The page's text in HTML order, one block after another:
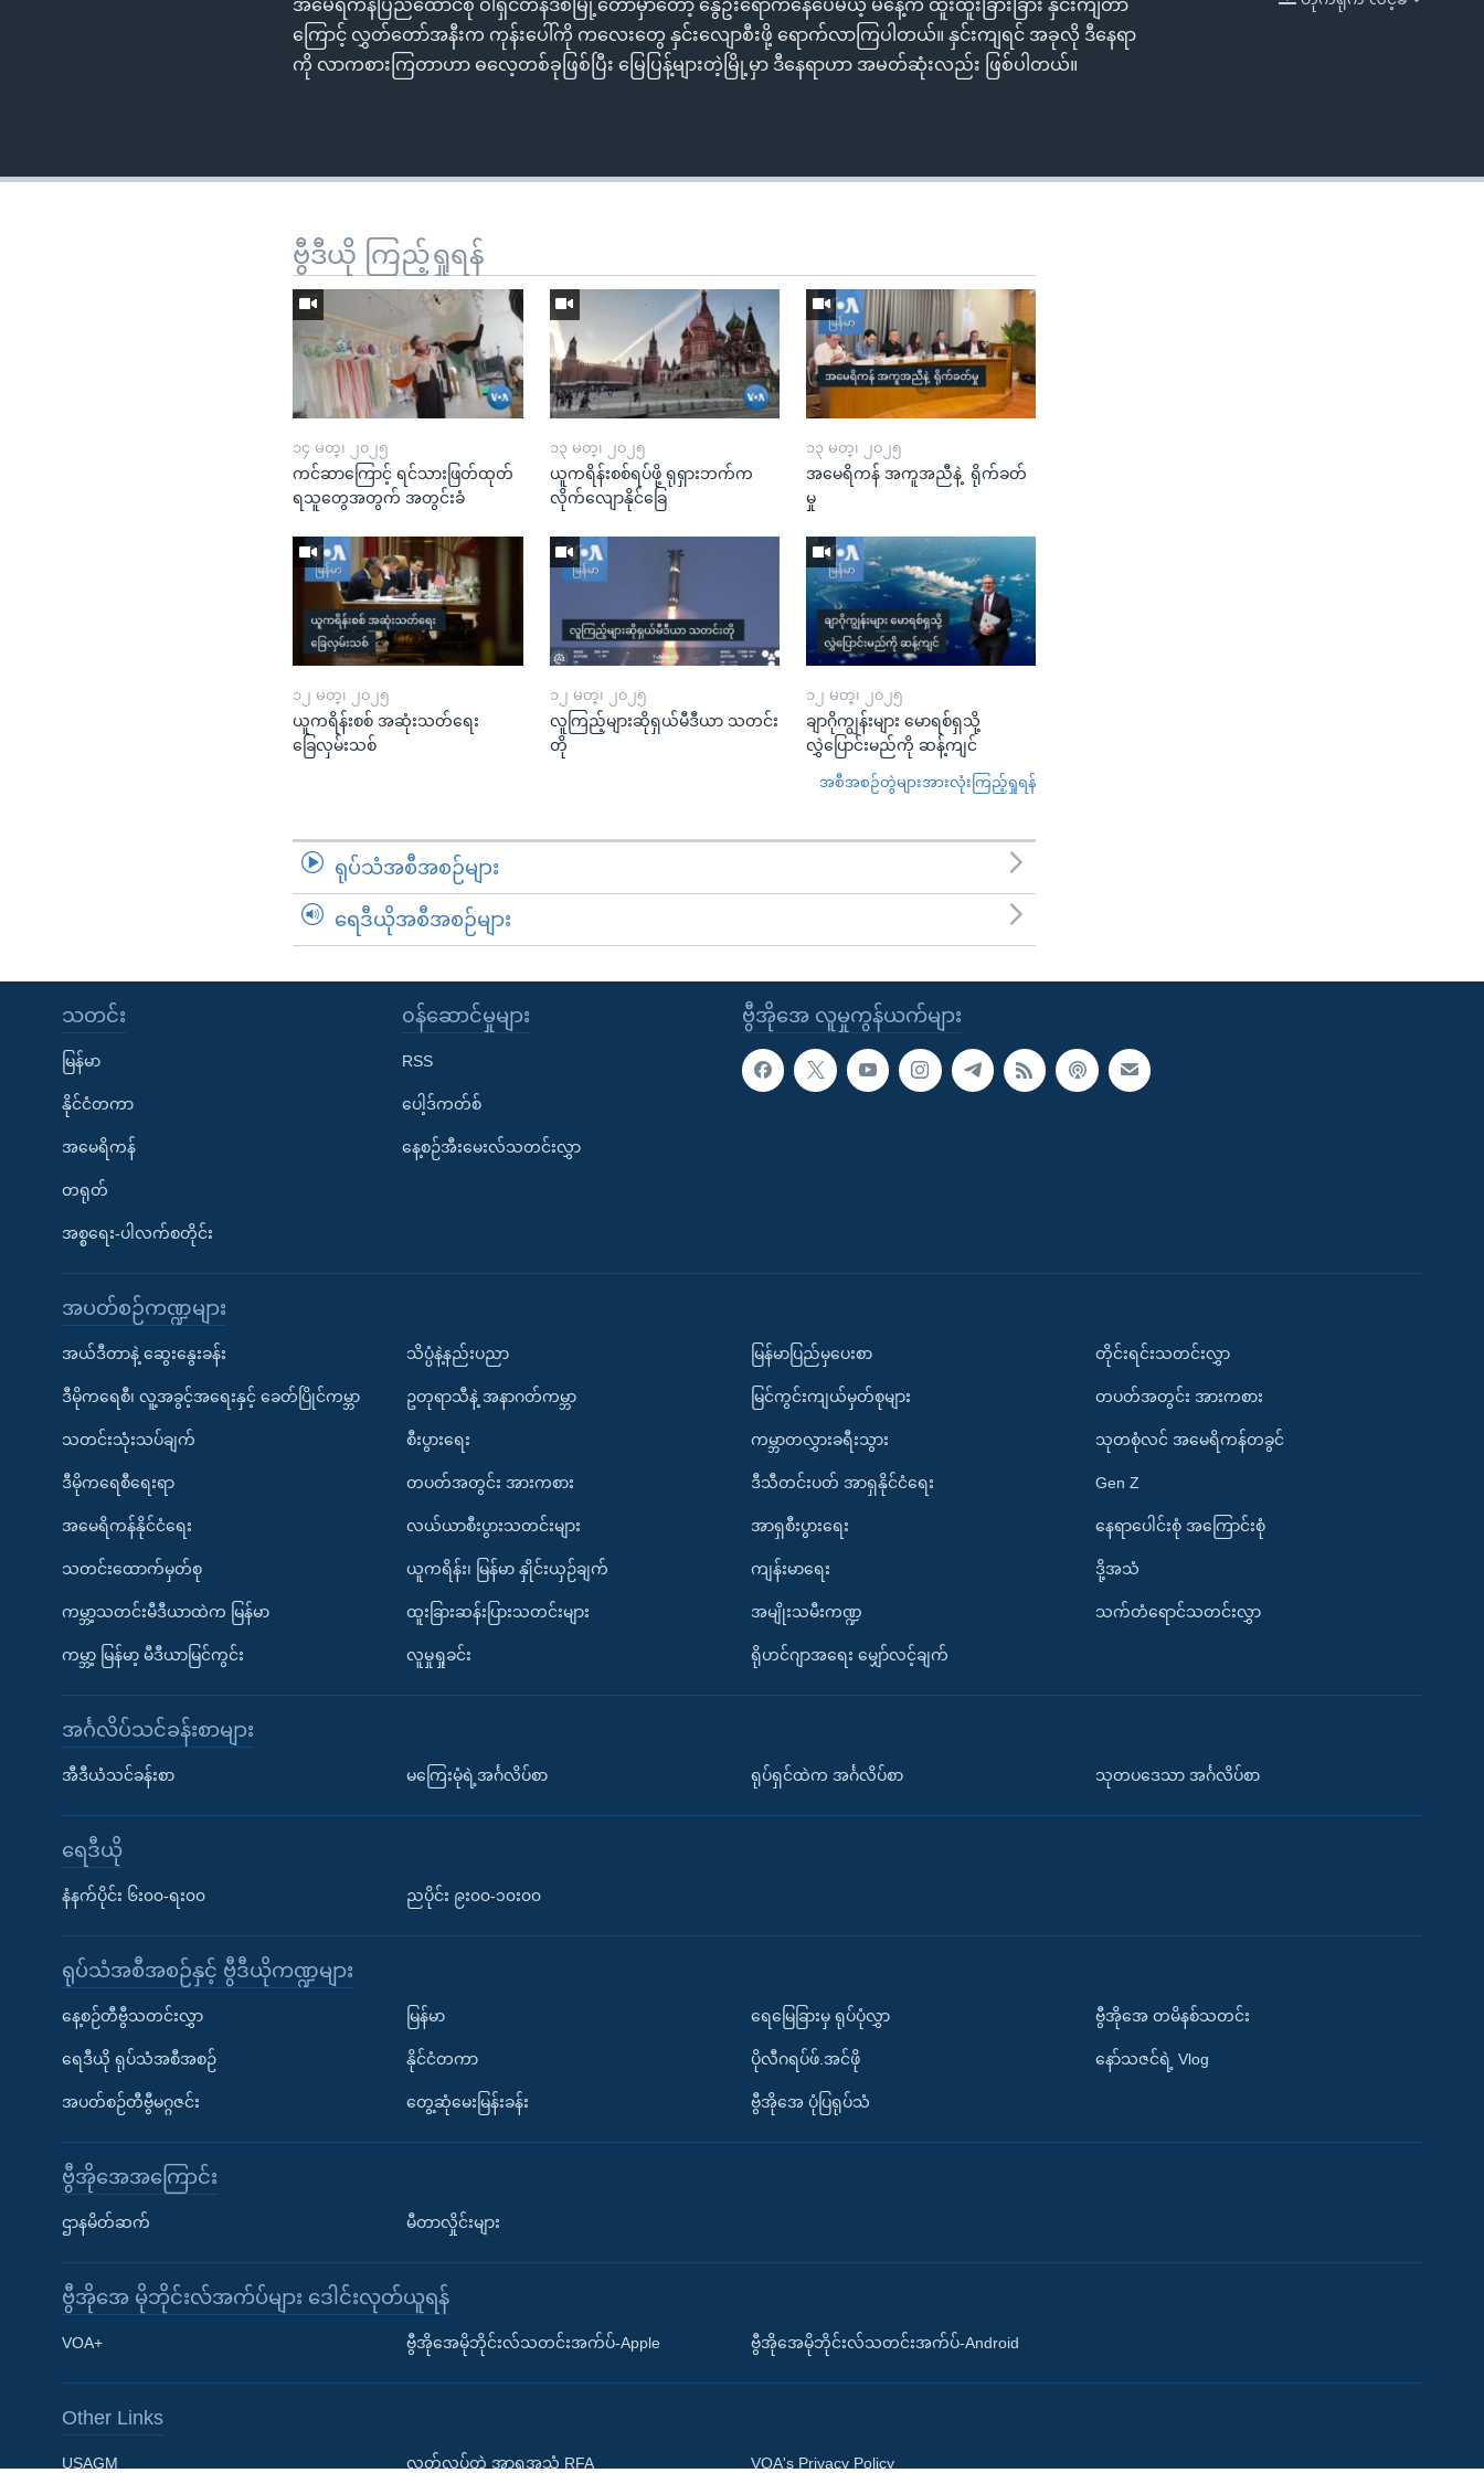
Learning English
ဗွီအိုအေ လူမှုကွန်ယက်များ
ဘာသာစကားများ
EMBED
အမေရိကန်ပြည်ထောင်စု ဝါရှင်တန်ဒီစီမြို့တော်မှာတော့ နွေဦးရောက်နေပေမယ့် မနေ့က ထူးထူးခြားခြား နှင်းကျတာ
ကြောင့် လွှတ်တော်အနီးက ကုန်းပေါ်ကို ကလေးတွေ နှင်းလျောစီးဖို့ ရောက်လာကြပါတယ်။ နှင်းကျရင် အခုလို ဒီနေရာ
ကို လာကစားကြတာဟာ ဓလေ့တစ်ခုဖြစ်ပြီး မြေပြန့်များတဲ့မြို့မှာ ဒီနေရာဟာ အမတ်ဆုံးလည်း ဖြစ်ပါတယ်။
ဗွီဒီယို ကြည့်ရှုရန်
၁၄ မတ္၊ ၂၀၂၅
ကင်ဆာကြောင့် ရင်သားဖြတ်ထုတ်
ရသူတွေအတွက် အတွင်းခံ
၁၃ မတ္၊ ၂၀၂၅
ယူကရိန်းစစ်ရပ်ဖို့ ရုရှားဘက်က
လိုက်လျောနိုင်ခြေ
၁၃ မတ္၊ ၂၀၂၅
အမေရိကန် အကူအညီနဲ့ ရိုက်ခတ်
မှု
၁၂ မတ္၊ ၂၀၂၅
ယူကရိန်းစစ် အဆုံးသတ်ရေး
ခြေလှမ်းသစ်
၁၂ မတ္၊ ၂၀၂၅
လူကြည့်များဆိုရှယ်မီဒီယာ သတင်း
တို
၁၂ မတ္၊ ၂၀၂၅
ချာဂိုကျွန်းများ မောရစ်ရှသို့
လွှဲပြောင်းမည်ကို ဆန့်ကျင်
အစီအစဉ်တွဲများအားလုံးကြည့်ရှုရန်
ရုပ်သံအစီအစဉ်များ
ရေဒီယိုအစီအစဉ်များ
ဗွီအိုအေ လူမှုကွန်ယက်များ
သတင်း
မြန်မာ
နိုင်ငံတကာ
အမေရိကန်
တရုတ်
အစ္စရေး-ပါလက်စတိုင်း
၀န်ဆောင်မှုများ
RSS
ပေါ့ဒ်ကတ်စ်
နေ့စဉ်အီးမေးလ်သတင်းလွှာ
အပတ်စဉ်ကဏ္ဍများ
အယ်ဒီတာနဲ့ ဆွေးနွေးခန်း
ဒီမိုကရေစီ၊ လူ့အခွင့်အရေးနှင့် ခေတ်ပြိုင်ကမ္ဘာ
သတင်းသုံးသပ်ချက်
ဒီမိုကရေစီရေးရာ
အမေရိကန်နိုင်ငံရေး
သတင်းထောက်မှတ်စု
ကမ္ဘာ့သတင်းမီဒီယာထဲက မြန်မာ
ကမ္ဘာ့ မြန်မာ့ မီဒီယာမြင်ကွင်း
သိပ္ပံနဲ့နည်းပညာ
ဥတုရာသီနဲ့ အနာဂတ်ကမ္ဘာ
စီးပွားရေး
တပတ်အတွင်း အားကစား
လယ်ယာစီးပွားသတင်းများ
ယူကရိန်း၊ မြန်မာ နှိုင်းယှဉ်ချက်
ထူးခြားဆန်းပြားသတင်းများ
လူမှုရှုခင်း
မြန်မာပြည်မှပေးစာ
မြင်ကွင်းကျယ်မှတ်စုများ
ကမ္ဘာတလွှားခရီးသွား
ဒီသီတင်းပတ် အာရှနိုင်ငံရေး
အာရှစီးပွားရေး
ကျန်းမာရေး
အမျိုးသမီးကဏ္ဍ
ရိုဟင်ဂျာအရေး မျှော်လင့်ချက်
တိုင်းရင်းသတင်းလွှာ
တပတ်အတွင်း အားကစား
သုတစုံလင် အမေရိကန်တခွင်
Gen Z
နေရာပေါင်းစုံ အကြောင်းစုံ
ဒို့အသံ
သက်တံရောင်သတင်းလွှာ
အင်္ဂလိပ်သင်ခန်းစာများ
အီဒီယံသင်ခန်းစာ မကြေးမုံရဲ့အင်္ဂလိပ်စာ ရုပ်ရှင်ထဲက အင်္ဂလိပ်စာ သုတပဒေသာ အင်္ဂလိပ်စာ
ရေဒီယို
နံနက်ပိုင်း ၆း၀၀-ရး၀၀ ညပိုင်း ၉း၀၀-၁၀း၀၀
ရုပ်သံအစီအစဉ်နှင့် ဗွီဒီယိုကဏ္ဍများ
နေ့စဉ်တီဗွီသတင်းလွှာ
ရေဒီယို ရုပ်သံအစီအစဉ်
အပတ်စဉ်တီဗွီမဂ္ဂဇင်း
မြန်မာ
နိုင်ငံတကာ
တွေ့ဆုံမေးမြန်းခန်း
ရေမြေခြားမှ ရုပ်ပုံလွှာ
ပိုလီဂရပ်ဖ်.အင်ဖို
ဗွီအိုအေ ပုံပြရုပ်သံ
ဗွီအိုအေ တမိနစ်သတင်း
နော်သဇင်ရဲ့ Vlog
ဗွီအိုအေအကြောင်း
ဌာနမိတ်ဆက် မီတာလှိုင်းများ
ဗွီအိုအေ မိုဘိုင်းလ်အက်ပ်များ ဒေါင်းလုတ်ယူရန်
VOA+ ဗွီအိုအေမိုဘိုင်းလ်သတင်းအက်ပ်-Apple ဗွီအိုအေမိုဘိုင်းလ်သတင်းအက်ပ်-Android
Other Links
USAGM လွတ်လပ်တဲ့ အာရှအသံ RFA VOA's Privacy Policy